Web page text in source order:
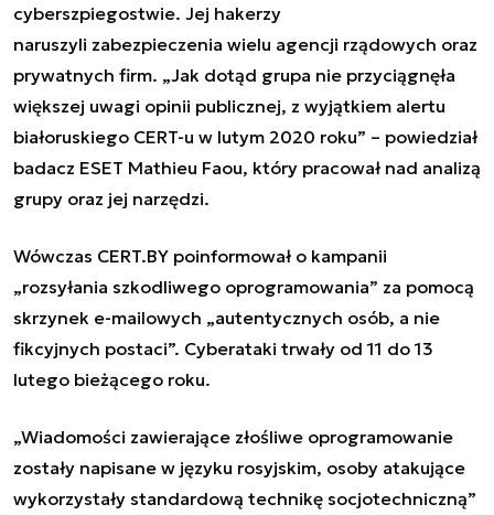
cyberszpiegostwie. Jej hakerzy
naruszyli zabezpieczenia wielu agencji rządowych oraz
prywatnych firm. „Jak dotąd grupa nie przyciągnęła
większej uwagi opinii publicznej, z wyjątkiem alertu
białoruskiego CERT-u w lutym 2020 roku” – powiedział
badacz ESET Mathieu Faou, który pracował nad analizą
grupy oraz jej narzędzi.
Wówczas CERT.BY poinformował o kampanii
„rozsyłania szkodliwego oprogramowania” za pomocą
skrzynek e-mailowych „autentycznych osób, a nie
fikcyjnych postaci”. Cyberataki trwały od 11 do 13
lutego bieżącego roku.
„Wiadomości zawierające złośliwe oprogramowanie
zostały napisane w języku rosyjskim, osoby atakujące
wykorzystały standardową technikę socjotechniczną”